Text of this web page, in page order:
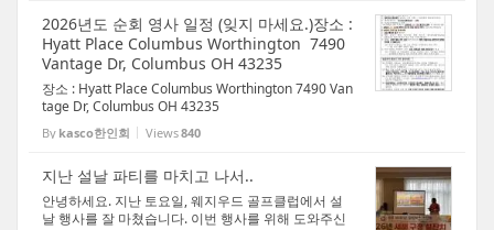
2026년도 순회 영사 일정 (잊지 마세요.)장소 :
Hyatt Place Columbus Worthington 7490
Vantage Dr, Columbus OH 43235
장소 : Hyatt Place Columbus Worthington 7490 Van
tage Dr, Columbus OH 43235
By kasco한인회 Views840
지난 설날 파티를 마치고 나서..
안녕하세요. 지난 토요일, 웨지우드 골프클럽에서 설
날 행사를 잘 마쳤습니다. 이번 행사를 위해 도와주신